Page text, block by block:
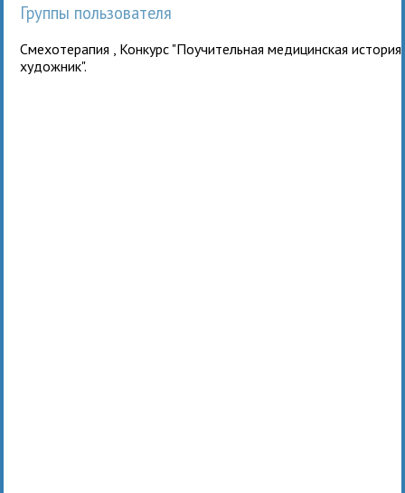
Группы пользователя
Смехотерапия Конкурс "Поучительная медицинская история"
художник".